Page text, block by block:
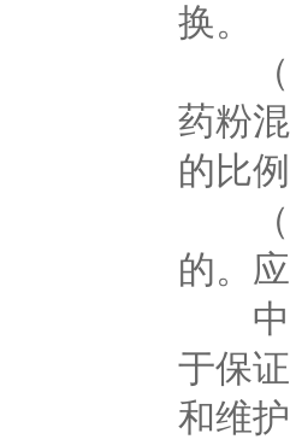
换。
（2
药粉
的比
（3
的。
中药
于保
和维